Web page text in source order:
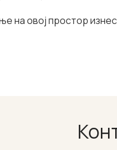
на овој простор